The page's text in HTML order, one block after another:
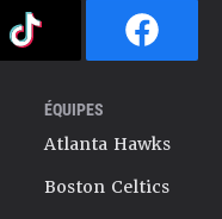
ÉQUIPES
Atlanta Hawks
Boston Celtics